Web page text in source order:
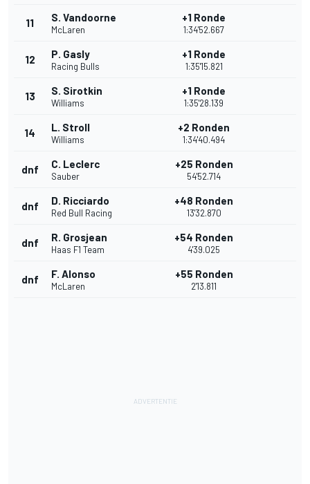
11 S. Vandoorne
McLaren
+1 Ronde
1:34'52.667
12 P. Gasly
Racing Bulls
+1 Ronde
1:35'15.821
13 S. Sirotkin
Williams
+1 Ronde
1:35'28.139
14 L. Stroll
Williams
+2 Ronden
1:34'40.494
dnf C. Leclerc
Sauber
+25 Ronden
54'52.714
dnf D. Ricciardo
Red Bull Racing
+48 Ronden
13'32.870
dnf R. Grosjean
Haas F1 Team
+54 Ronden
4'39.025
dnf F. Alonso
McLaren
+55 Ronden
2'13.811